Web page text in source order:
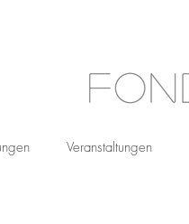
Veranstaltungen